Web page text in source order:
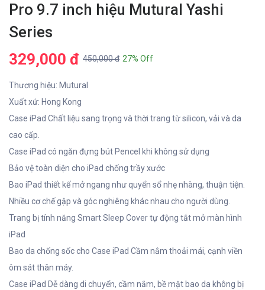
Pro 9.7 inch hiệu Mutural Yashi
Series
329,000 đ 450,000 đ 27% Off
Thương hiệu: Mutural
Xuất xứ: Hong Kong
Case iPad Chất liệu sang trọng và thời trang từ silicon, vải và da
cao cấp.
Case iPad có ngăn đựng bút Pencel khi không sử dụng
Bảo vệ toàn diện cho iPad chống trầy xước
Bao iPad thiết kế mở ngang như quyển sổ nhẹ nhàng, thuận tiện.
Nhiều cơ chế gập và góc nghiêng khác nhau cho người dùng.
Trang bị tính năng Smart Sleep Cover tự động tắt mở màn hình
iPad
Bao da chống sốc cho Case iPad Cầm nắm thoải mái, cạnh viền
ôm sát thân máy.
Case iPad Dễ dàng di chuyển, cầm nắm, bề mặt bao da không bị